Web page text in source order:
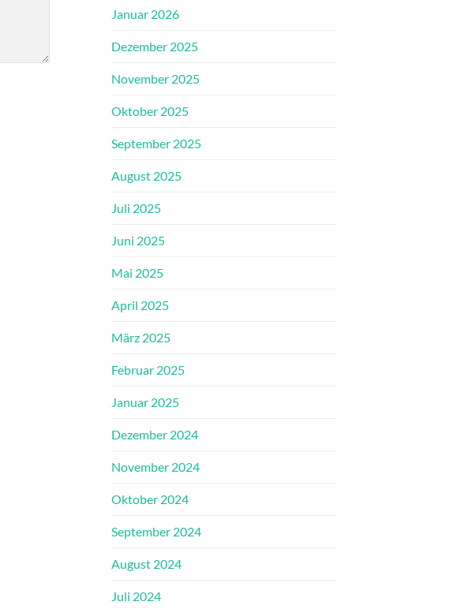
Januar 2026
Dezember 2025
November 2025
Oktober 2025
September 2025
August 2025
Juli 2025
Juni 2025
Mai 2025
April 2025
März 2025
Februar 2025
Januar 2025
Dezember 2024
November 2024
Oktober 2024
September 2024
August 2024
Juli 2024